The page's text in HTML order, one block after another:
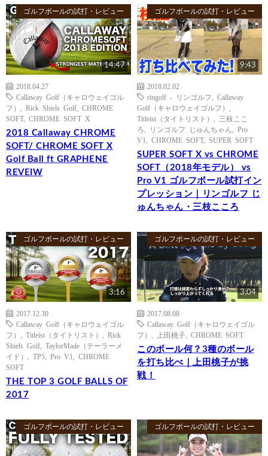
ゴルフボールの試打・レビュー
14:47
2018.04.27
Callaway Golf（キャロウェイゴル
フ）
Rick Shiels Golf
CHROME
SOFT, CHROME SOFT X
2018 Callaway CHROME
SOFT/ CHROME SOFT X
Golf Ball ft GRAPHENE
REVEIW
ゴルフボールの試打・レビュー
9:43
2018.02.02
ringolf - リンゴルフ
Callaway
Golf（キャロウェイゴルフ）
Titleist（タイトリスト）
三枝ここ
ろ
リンゴルフ じゅんちゃん
Pro
V1
CHROME SOFT, SUPER SOFT
SUPER SOFT X vs CHROME
SOFT（2018年モデル） vs
Pro V1 ゴルフボール試打イン
プレッション｜リンゴルフ じ
ゅんちゃん・三枝こころ
ゴルフボールの試打・レビュー
3:16
2017.12.30
Callaway Golf（キャロウェイゴル
フ）
Titleist（タイトリスト）
Rick
Shiels Golf
TaylorMade（テーラーメ
イド）
TP5 Pro V1
CHROME
SOFT
THE TOP 3 GOLF BALLS OF
2017
ゴルフボールの試打・レビュー
3:04
2017.08.08
Callaway Golf（キャロウェイゴル
フ）
上田桃子 CHROME SOFT
このボール何？3種のボール
を打ち比べ｜上田桃子が挑
戦！
ゴルフボールの試打・レビュー ゴルフボールの試打・レビュー